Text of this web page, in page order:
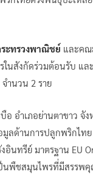
ะทรวงพาณิชย์ และคณ
ในสังกัดร่วมต้อนรับ แล
ำนวน 2 ราย
อำเภอย่านตาขาว จั
ลด้านการปลูกพริกไท
นทรีย์ มาตรฐาน EU
นพืชสมุนไพรที่มีสรรพ